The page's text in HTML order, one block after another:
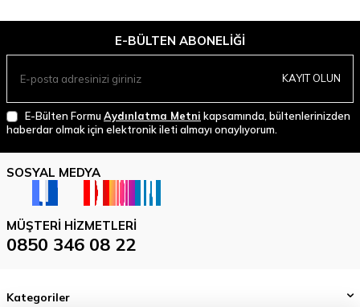
E-BÜLTEN ABONELIĞI
KAYIT OLUN
E-Bülten Formu Aydınlatma Metni kapsamında, bültenlerinizden
haberdar olmak için elektronik ileti almayı onaylıyorum.
SOSYAL MEDYA
MÜŞTERI HIZMETLERI
0850 346 08 22
Kategoriler